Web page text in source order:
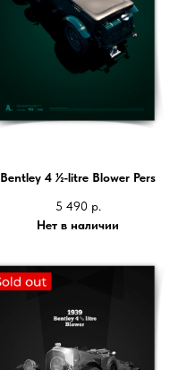
Bentley 4 ½-litre Blower Pers
5 490 р.
Нет в наличии